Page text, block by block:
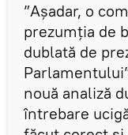
”Așadar, o
prezumția de
dublată de
nouă analiză
întrebare